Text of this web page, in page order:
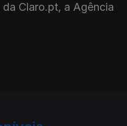
Claro.pt, a Agência